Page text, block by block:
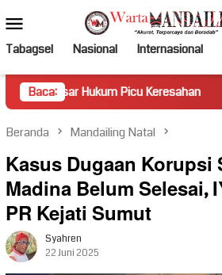
ke
kontenMobile
Tabagsel Nasional Internasional
Baca:
Picu Keresahan Truk Miring
Beranda Mandailing Natal
Kasus Dugaan
Madina Belum Selesai,
PR Kejati Sumut
Syahren
22 Juni 2025